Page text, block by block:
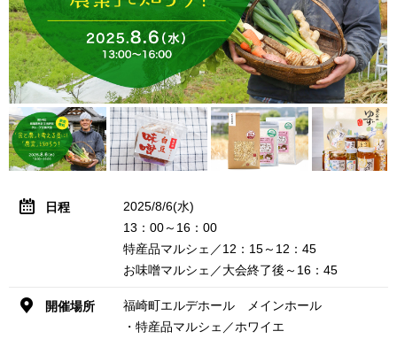
日程
2025/8/6(水)
13：00～16：00
特産品マルシェ／12：15～12：45
お味噌マルシェ／大会終了後～16：45
開催場所
福崎町エルデホール メインホール
・特産品マルシェ／ホワイエ